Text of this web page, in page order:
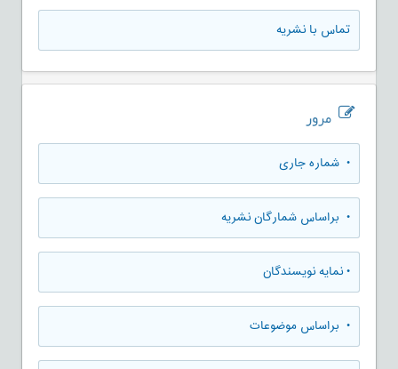
تماس با نشریه
مرور
• شماره جاری
• براساس شمارگان نشریه
•نمایه نویسندگان
• براساس موضوعات